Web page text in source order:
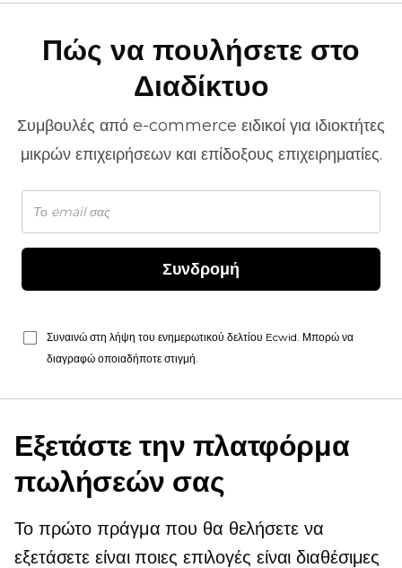
Πώς να πουλήσετε στο
Διαδίκτυο
Συμβουλές από e-commerce ειδικοί για ιδιοκτήτες
μικρών επιχειρήσεων και επίδοξους επιχειρηματίες.
Συνδρομή
Συναινώ στη λήψη του ενημερωτικού δελτίου Ecwid. Μπορώ να
διαγραφώ οποιαδήποτε στιγμή.
Εξετάστε την πλατφόρμα
πωλήσεών σας
Το πρώτο πράγμα που θα θελήσετε να
εξετάσετε είναι ποιες επιλογές είναι διαθέσιμες